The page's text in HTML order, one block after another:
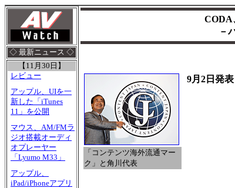
◇ 最新ニュース ◇
【11月30日】
レビュー
アップル、UIを一
新した「iTunes
11」を公開
マウス、AM/FMラ
ジオ搭載オーディ
オプレーヤー
「Lyumo M33」
アップル、
iPad/iPhoneアプリ
CODA
－
「コンテンツ海外流通マー
ク」と角川代表
9月2日発表